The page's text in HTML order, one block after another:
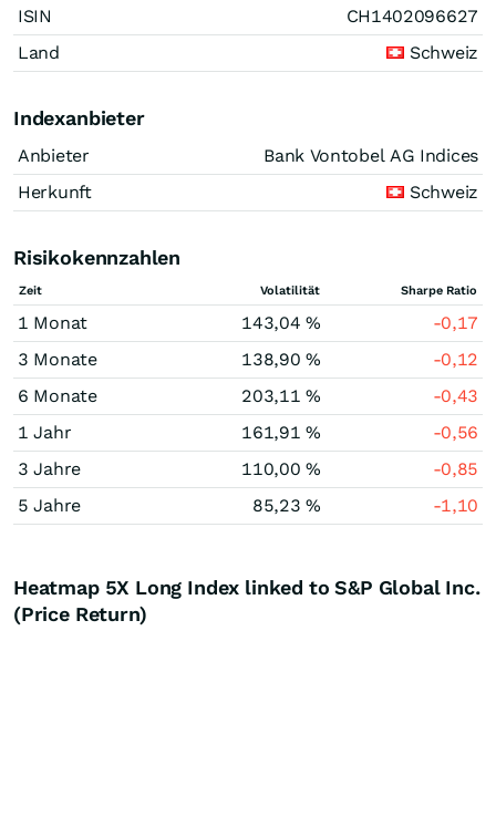
ISIN
CH1402096627
Land
Schweiz
Indexanbieter
Anbieter
Bank Vontobel AG Indices
Herkunft
Schweiz
Risikokennzahlen
Zeit Volatilität Sharpe Ratio
1 Monat 143,04 %
-0,17
3 Monate
138,90 %
-0,12
6 Monate
203,11 %
-0,43
1 Jahr
161,91 %
-0,56
3 Jahre
110,00 %
-0,85
5 Jahre
85,23 % -1,10
Heatmap 5X Long Index linked to S&P Global Inc.
(Price Return)